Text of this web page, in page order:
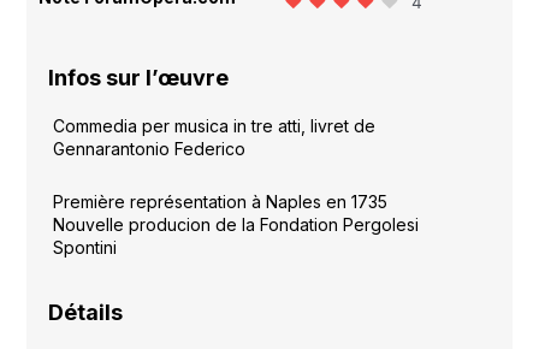
Infos sur l’œuvre
Commedia per musica in tre atti , livret de
Gennarantonio Federico
Première représentation à Naples en 1735
Nouvelle producion de la Fondation Pergolesi
Spontini
Détails